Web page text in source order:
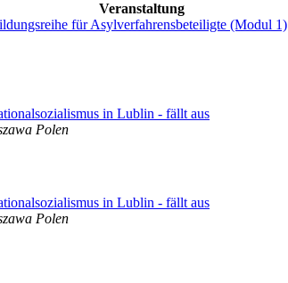
Veranstaltung
für Asylverfahrensbeteiligte (Modul 1)
in Lublin - fällt aus
Polen
in Lublin - fällt aus
Polen